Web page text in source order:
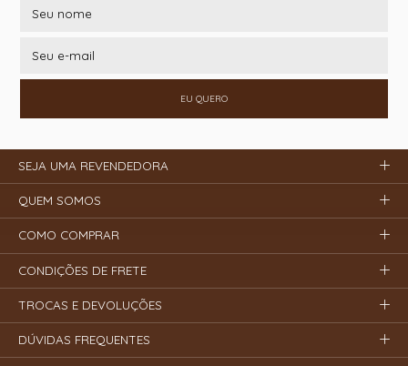
EU QUERO
SEJA UMA REVENDEDORA
QUEM SOMOS
COMO COMPRAR
CONDIÇÕES DE FRETE
TROCAS E DEVOLUÇÕES
DÚVIDAS FREQUENTES